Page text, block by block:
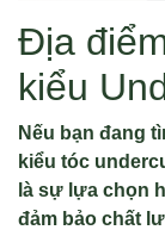
Địa
kiểu
Nếu bạn đang
kiểu tóc
là sự lựa chọn
đảm bảo chất